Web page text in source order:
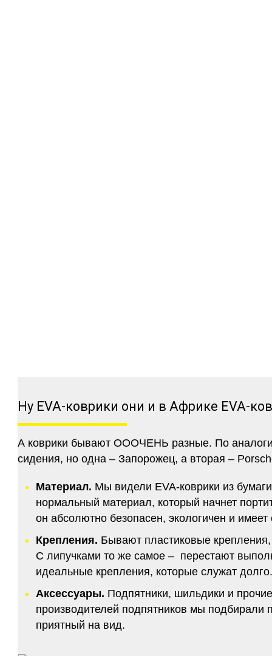
Ну EVA-коврики они и в Африке EVA-
А коврики бывают ОООЧЕНЬ разные. По
сидения, но одна – Запорожец, а вторая –
Материал. Мы видели EVA-коврики из
нормальный материал, который начнет
он абсолютно безопасен, экологичен и
Крепления. Бывают пластиковые
С липучками то же самое – перестают
идеальные крепления, которые служат
Аксессуары. Подпятники, шильдики и
производителей подпятников мы подбирали
приятный на вид.